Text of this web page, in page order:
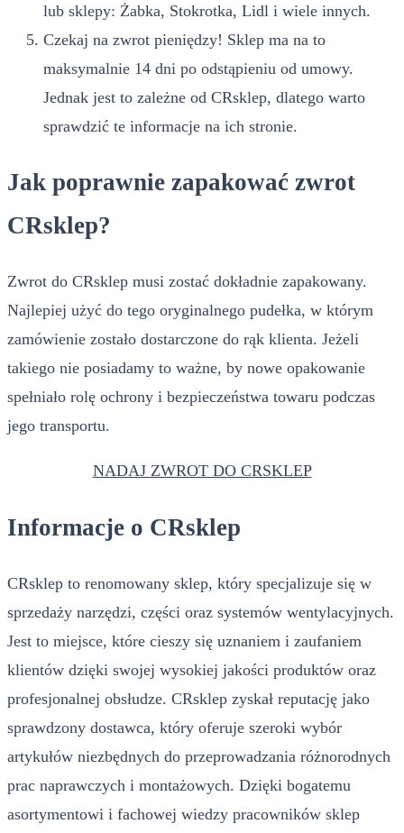
lub sklepy: Żabka, Stokrotka, Lidl i wiele innych.
Czekaj na zwrot pieniędzy! Sklep ma na to
maksymalnie 14 dni po odstąpieniu od umowy.
Jednak jest to zależne od CRsklep, dlatego warto
sprawdzić te informacje na ich stronie.
Jak poprawnie zapakować zwrot
CRsklep?
Zwrot do CRsklep musi zostać dokładnie zapakowany.
Najlepiej użyć do tego oryginalnego pudełka, w którym
zamówienie zostało dostarczone do rąk klienta. Jeżeli
takiego nie posiadamy to ważne, by nowe opakowanie
spełniało rolę ochrony i bezpieczeństwa towaru podczas
jego transportu.
NADAJ ZWROT DO CRSKLEP
Informacje o CRsklep
CRsklep to renomowany sklep, który specjalizuje się w
sprzedaży narzędzi, części oraz systemów wentylacyjnych.
Jest to miejsce, które cieszy się uznaniem i zaufaniem
klientów dzięki swojej wysokiej jakości produktów oraz
profesjonalnej obsłudze. CRsklep zyskał reputację jako
sprawdzony dostawca, który oferuje szeroki wybór
artykułów niezbędnych do przeprowadzania różnorodnych
prac naprawczych i montażowych. Dzięki bogatemu
asortymentowi i fachowej wiedzy pracowników sklep